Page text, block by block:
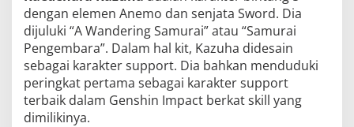
dengan elemen Anemo dan senjata Sword. Dia
dijuluki “A Wandering Samurai” atau “Samurai
Pengembara”. Dalam hal kit, Kazuha didesain
sebagai karakter support. Dia bahkan menduduki
peringkat pertama sebagai karakter support
terbaik dalam Genshin Impact berkat skill yang
dimilikinya.